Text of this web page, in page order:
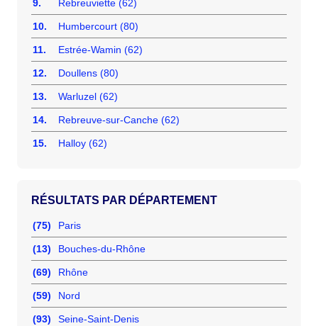
9. Rebreuviette (62)
10. Humbercourt (80)
11. Estrée-Wamin (62)
12. Doullens (80)
13. Warluzel (62)
14. Rebreuve-sur-Canche (62)
15. Halloy (62)
RÉSULTATS PAR DÉPARTEMENT
(75) Paris
(13) Bouches-du-Rhône
(69) Rhône
(59) Nord
(93) Seine-Saint-Denis